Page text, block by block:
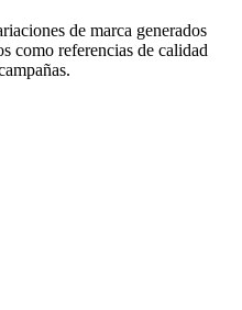
de marca generados
como referencias de calidad